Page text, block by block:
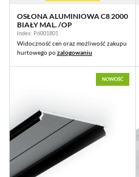
OSŁONA ALUMINIOWA C8 2000
BIAŁY MAL. /OP
Index: P6001801
Widoczność cen oraz możliwość zakupu
hurtowego pozalogowaniu
NOWOŚĆ